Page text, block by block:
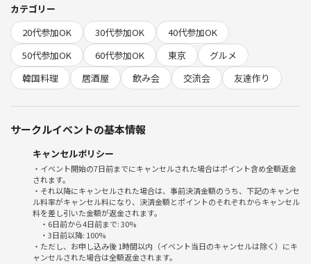
■禁止事項■
※会を楽しむためにも必ずお読み下さい※
・過度なナンパ行為や迷惑行為
・開催内容や風景写真、動画のSNS等への無許可投稿
・街コンやつなげーと等で開催するイベントの主催者及び関係者の方の
参加
保険、金融商材等の勧誘
ちらの行為を発見したり、後日参加者より申し出があった場合は、以降
の参加不可、つなげーとへ報告させて頂いております。
カテゴリー
20代参加OK
30代参加OK
40代参加OK
50代参加OK
60代参加OK 東京
グルメ
韓国料理
居酒屋 飲み会 交流会 友達作り
サークルイベントの基本情報
キャンセルポリシー
・イベント開始の7日前までにキャンセルされた場合はポイント含め全額返金
されます。
・それ以降にキャンセルされた場合は、事前決済金額のうち、下記のキャンセ
ル料率がキャンセル料になり、決済金額とポイントのそれぞれからキャンセル
料を差し引いた金額が返金されます。
・6日前から4日前まで: 30%
・3日前以降: 100%
・ただし、お申し込み後 1時間以内（イベント当日のキャンセルは除く）にキ
ャンセルされた場合は全額返金されます。